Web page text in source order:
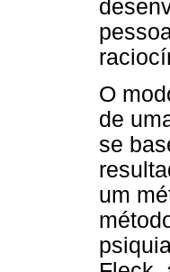
O
de
se
um